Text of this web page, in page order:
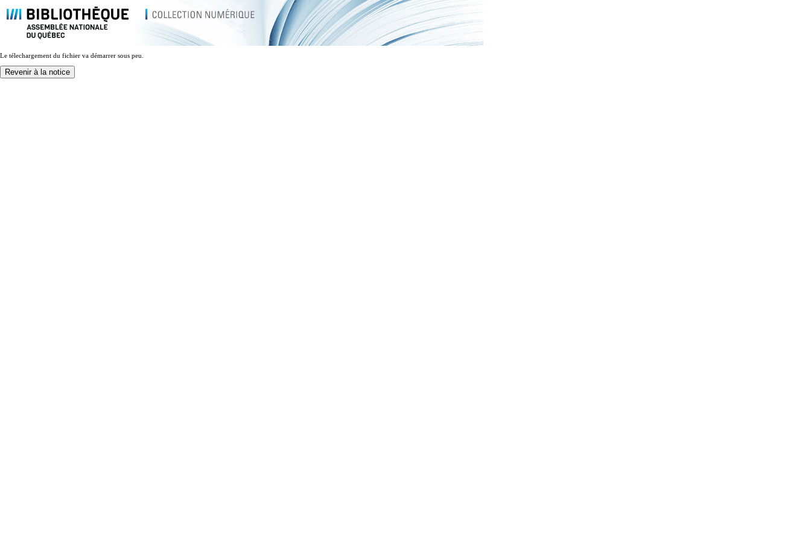
Le télechargement du fichier va démarrer sous peu.